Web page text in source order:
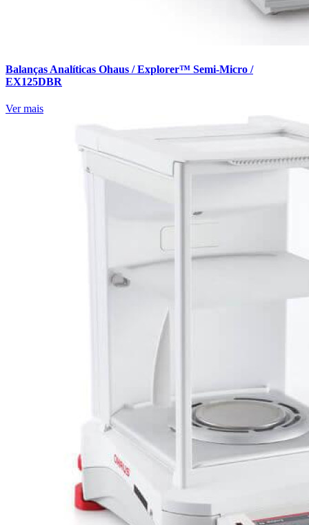
Balanças Analíticas Ohaus / Explorer™ Semi-Micro /
EX125DBR
Ver mais